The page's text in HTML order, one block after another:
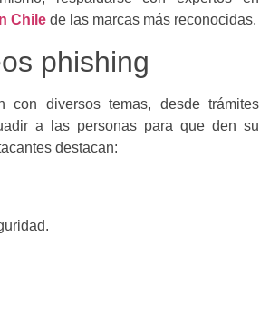
Chile de las marcas más reconocidas.
phishing
con diversos temas, desde trámites
a las personas para que den su
destacan: